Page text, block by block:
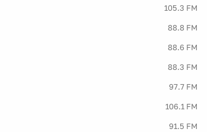
105.3 FM
88.8 FM
88.6 FM
88.3 FM
97.7 FM
106.1 FM
91.5 FM